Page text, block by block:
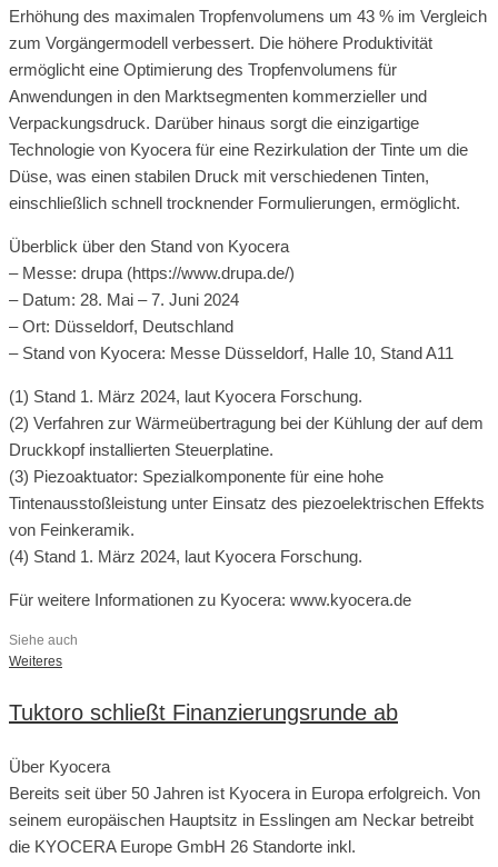
Erhöhung des maximalen Tropfenvolumens um 43 % im Vergleich
zum Vorgängermodell verbessert. Die höhere Produktivität
ermöglicht eine Optimierung des Tropfenvolumens für
Anwendungen in den Marktsegmenten kommerzieller und
Verpackungsdruck. Darüber hinaus sorgt die einzigartige
Technologie von Kyocera für eine Rezirkulation der Tinte um die
Düse, was einen stabilen Druck mit verschiedenen Tinten,
einschließlich schnell trocknender Formulierungen, ermöglicht.
Überblick über den Stand von Kyocera
– Messe: drupa (https://www.drupa.de/)
– Datum: 28. Mai – 7. Juni 2024
– Ort: Düsseldorf, Deutschland
– Stand von Kyocera: Messe Düsseldorf, Halle 10, Stand A11
(1) Stand 1. März 2024, laut Kyocera Forschung.
(2) Verfahren zur Wärmeübertragung bei der Kühlung der auf dem
Druckkopf installierten Steuerplatine.
(3) Piezoaktuator: Spezialkomponente für eine hohe
Tintenausstoßleistung unter Einsatz des piezoelektrischen Effekts
von Feinkeramik.
(4) Stand 1. März 2024, laut Kyocera Forschung.
Für weitere Informationen zu Kyocera: www.kyocera.de
Siehe auch
Weiteres
Tuktoro schließt Finanzierungsrunde ab
Über Kyocera
Bereits seit über 50 Jahren ist Kyocera in Europa erfolgreich. Von
seinem europäischen Hauptsitz in Esslingen am Neckar betreibt
die KYOCERA Europe GmbH 26 Standorte inkl.